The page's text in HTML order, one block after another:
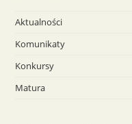
Aktualności
Komunikaty
Konkursy
Matura